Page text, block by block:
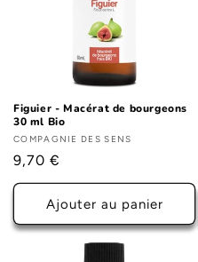
Figuier - Macérat de bourgeons
30 ml Bio
Fournisseur :
COMPAGNIE DES SENS
Prix
habituel
9,70 €
Ajouter au panier